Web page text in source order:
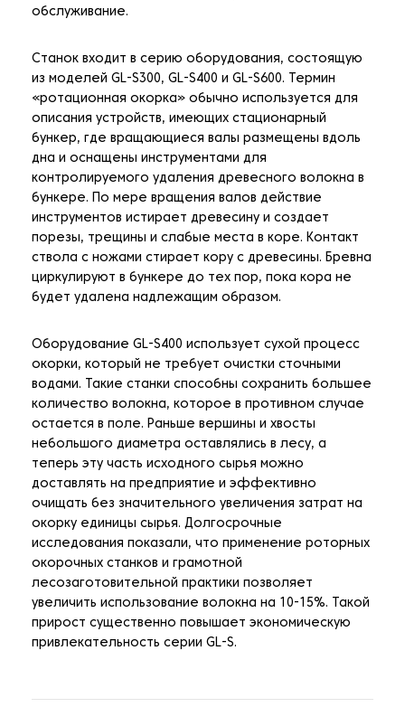
обслуживание.
Станок входит в серию оборудования, состоящую
из моделей GL-S300, GL-S400 и GL-S600. Термин
«ротационная окорка» обычно используется для
описания устройств, имеющих стационарный
бункер, где вращающиеся валы размещены вдоль
дна и оснащены инструментами для
контролируемого удаления древесного волокна в
бункере. По мере вращения валов действие
инструментов истирает древесину и создает
порезы, трещины и слабые места в коре. Контакт
ствола с ножами стирает кору с древесины. Бревна
циркулируют в бункере до тех пор, пока кора не
будет удалена надлежащим образом.
Оборудование GL-S400 использует сухой процесс
окорки, который не требует очистки сточными
водами. Такие станки способны сохранить большее
количество волокна, которое в противном случае
остается в поле. Раньше вершины и хвосты
небольшого диаметра оставлялись в лесу, а
теперь эту часть исходного сырья можно
доставлять на предприятие и эффективно
очищать без значительного увеличения затрат на
окорку единицы сырья. Долгосрочные
исследования показали, что применение роторных
окорочных станков и грамотной
лесозаготовительной практики позволяет
увеличить использование волокна на 10-15%. Такой
прирост существенно повышает экономическую
привлекательность серии GL-S.